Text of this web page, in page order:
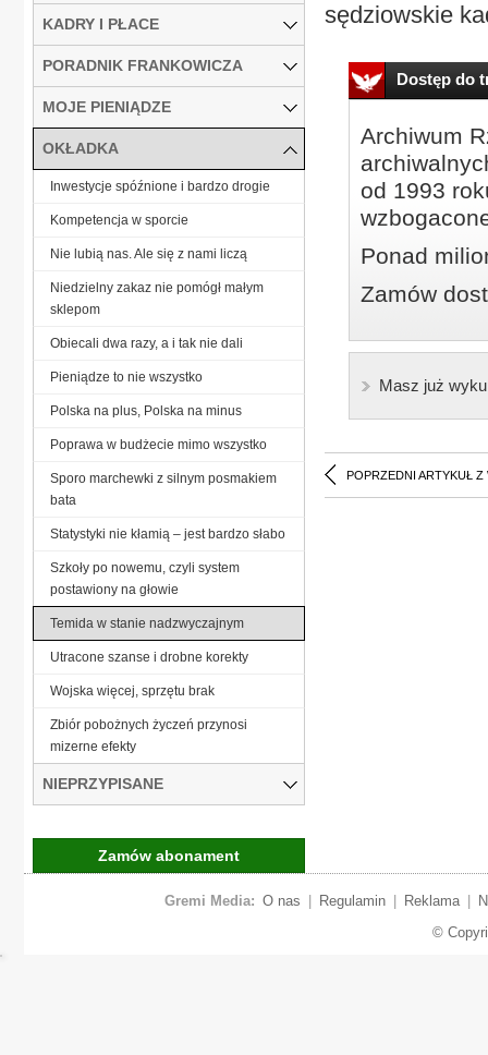
sędziowskie
Dostęp do
Archiwum
od 1993
Ponad
Zamów
Masz już
POPRZEDNI ARTYKUŁ Z
KADRY I PŁACE
PORADNIK FRANKOWICZA
MOJE PIENIĄDZE
OKŁADKA
Inwestycje spóźnione i bardzo drogie
Kompetencja w sporcie
Nie lubią nas. Ale się z nami liczą
Niedzielny zakaz nie pomógł małym
sklepom
Obiecali dwa razy, a i tak nie dali
Pieniądze to nie wszystko
Polska na plus, Polska na minus
Poprawa w budżecie mimo wszystko
Sporo marchewki z silnym posmakiem
bata
Statystyki nie kłamią – jest bardzo słabo
Szkoły po nowemu, czyli system
postawiony na głowie
Temida w stanie nadzwyczajnym
Utracone szanse i drobne korekty
Wojska więcej, sprzętu brak
Zbiór pobożnych życzeń przynosi
mizerne efekty
NIEPRZYPISANE
Zamów abonament
Gremi Media: O nas Regulamin Reklama
©